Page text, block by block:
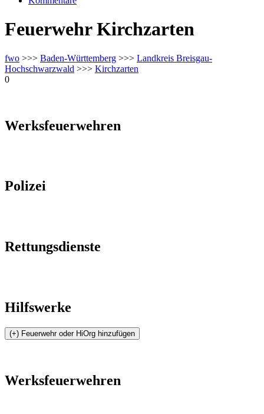
Feuerwehr Kirchzarten
fwo >>> Baden-Württemberg >>> Landkreis Breisgau-
Hochschwarzwald >>> Kirchzarten
0
Werksfeuerwehren
Polizei
Rettungsdienste
Hilfswerke
Werksfeuerwehren